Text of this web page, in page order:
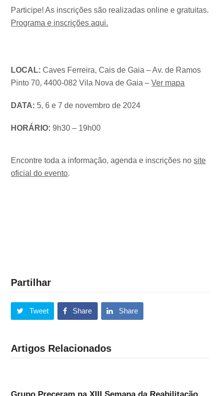
Participe! As inscrições são realizadas online e gratuitas.
Programa e inscrições aqui.
LOCAL:Caves Ferreira, Cais de Gaia – Av. de Ramos
Pinto 70, 4400-082 Vila Nova de Gaia –Ver mapa
DATA: 5, 6 e 7 de novembro de 2024
HORÁRIO: 9h30 – 19h00
Encontre toda a informação, agenda e inscrições nosite
oficial do evento.
Partilhar
Tweet Share Share
Artigos Relacionados
Grupo Preceram na XIII Semana da Reabilitação